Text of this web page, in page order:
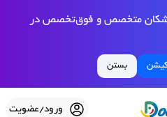
متخصص و فوق‌تخصص در
بستن
ورود/عضویت